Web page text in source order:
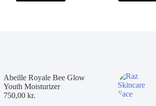
Abeille Royale Bee Glow
Youth Moisturizer
750,00 kr.